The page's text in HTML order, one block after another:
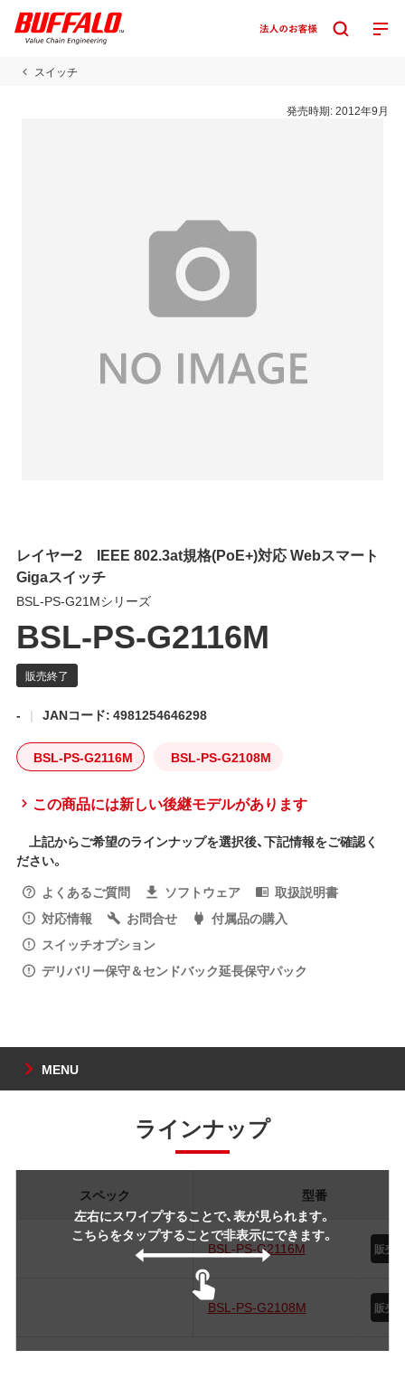
スイッチ
発売時期:2012年9月
レイヤー2 IEEE 802.3at規格(PoE+)対応 Webスマート
Gigaスイッチ
BSL-PS-G21Mシリーズ
BSL-PS-G2116M
- JANコード: 4981254646298
BSL-PS-G2116M BSL-PS-G2108M
この商品には新しい後継モデルがあります
上記からご希望のラインナップを選択後、下記情報をご確認く
ださい。
よくあるご質問
ソフトウェア
取扱説明書
対応情報
お問合せ
付属品の購入
スイッチオプション
デリバリー保守＆センドバック延長保守パック
MENU
ラインナップ
左右にスワイプすることで、表が見られます。
こちらをタップすることで非表示にできます。
スペック 型番
BSL-PS-G2116M
BSL-PS-G2108M